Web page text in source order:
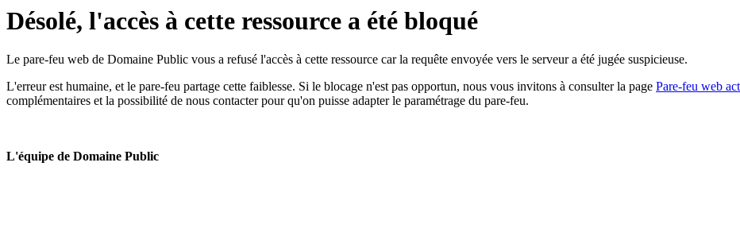
Désolé, l'accès à cette ressource a été bloqué
Le pare-feu web de Domaine Public vous a refusé l'accès à cette ressource car la requête envoyée vers le serveur a été jugée suspicieuse.
L'erreur est humaine, et le pare-feu partage cette faiblesse. Si le blocage n'est pas opportun, nous vous invitons à consulter la page Pare-feu web
complémentaires et la possibilité de nous contacter pour qu'on puisse adapter le paramétrage du pare-feu.
L'équipe de Domaine Public